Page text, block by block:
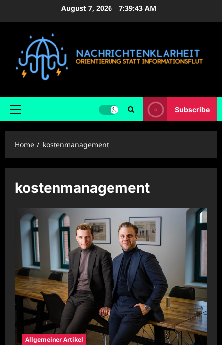
August 7, 2026 7:39:44 AM
Primary
Subscribe
Home kostenmanagement
kostenmanagement
Allgemeiner Artikel